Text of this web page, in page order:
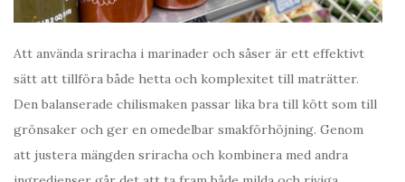
Att använda sriracha i marinader och såser är ett effektivt
sätt att tillföra både hetta och komplexitet till maträtter.
Den balanserade chilismaken passar lika bra till kött som till
grönsaker och ger en omedelbar smakförhöjning. Genom
att justera mängden sriracha och kombinera med andra